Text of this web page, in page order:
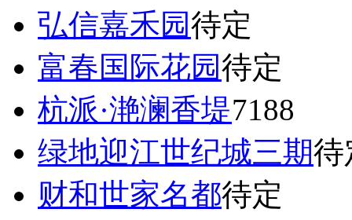
弘信嘉禾园待定
富春国际花园待定
杭派·滟澜香堤7188
绿地迎江世纪城三期待
财和世家名都待定